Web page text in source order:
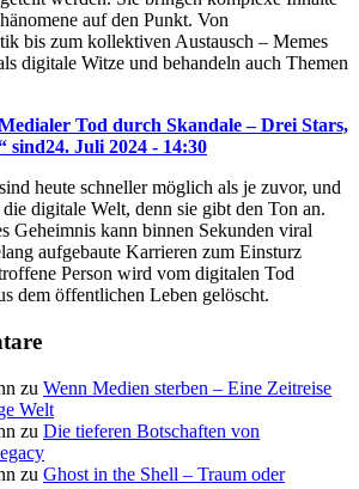
auf den Punkt. Von
bis zum kollektiven Austausch – Memes
digitale Witze und behandeln auch Themen
Tod durch Skandale – Drei Stars,
sind24. Juli 2024 - 14:30
heute schneller möglich als je zuvor, und
digitale Welt, denn sie gibt den Ton an.
Geheimnis kann binnen Sekunden viral
aufgebaute Karrieren zum Einsturz
Person wird vom digitalen Tod
dem öffentlichen Leben gelöscht.
zu Wenn Medien sterben – Eine Zeitreise
Welt
zu Die tieferen Botschaften von
zu Ghost in the Shell – Traum oder